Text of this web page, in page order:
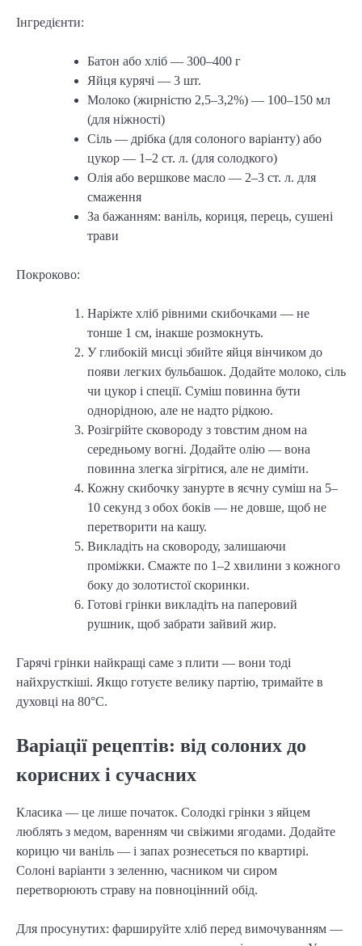
Інгредієнти:
Батон або хліб — 300–400 г
Яйця курячі — 3 шт.
Молоко (жирністю 2,5–3,2%) — 100–150 мл
(для ніжності)
Сіль — дрібка (для солоного варіанту) або
цукор — 1–2 ст. л. (для солодкого)
Олія або вершкове масло — 2–3 ст. л. для
смаження
За бажанням: ваніль, кориця, перець, сушені
трави
Покроково:
Наріжте хліб рівними скибочками — не
тонше 1 см, інакше розмокнуть.
У глибокій мисці збийте яйця вінчиком до
появи легких бульбашок. Додайте молоко, сіль
чи цукор і спеції. Суміш повинна бути
однорідною, але не надто рідкою.
Розігрійте сковороду з товстим дном на
середньому вогні. Додайте олію — вона
повинна злегка зігрітися, але не диміти.
Кожну скибочку занурте в яєчну суміш на 5–
10 секунд з обох боків — не довше, щоб не
перетворити на кашу.
Викладіть на сковороду, залишаючи
проміжки. Смажте по 1–2 хвилини з кожного
боку до золотистої скоринки.
Готові грінки викладіть на паперовий
рушник, щоб забрати зайвий жир.
Гарячі грінки найкращі саме з плити — вони тоді
найхрусткіші. Якщо готуєте велику партію, тримайте в
духовці на 80°C.
Варіації рецептів: від солоних до
корисних і сучасних
Класика — це лише початок. Солодкі грінки з яйцем
люблять з медом, варенням чи свіжими ягодами. Додайте
корицю чи ваніль — і запах рознесеться по квартирі.
Солоні варіанти з зеленню, часником чи сиром
перетворюють страву на повноцінний обід.
Для просунутих: фаршируйте хліб перед вимочуванням —